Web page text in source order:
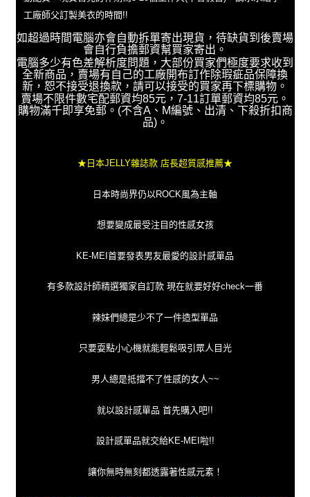
工廠師父訂製美衣的時間!!
如超過時間電腦亦會自動拆單寄出現貨，待缺貨到後賣場
會自行負擔郵資幫買家寄出。
電腦多少有色差解析度問題，大部份買家們極度要求收到
全新商品，賣場有自己的工廠開布訂作除瑕疵品保障換
新，恕不接受退換款，請可以接受的買家再下標購物。
賣場不限件數宅配郵資均85元，7-11訂單郵資均85元。
購物滿千即享免郵。(不含A、M編號、出清、下殺折扣商
品)。
★日本JELLY雜誌款 店長超質感推薦★
日本時尚界仍以ROCK風為主軸
想要變成最受注目的性感女孩
KE-MEI首要發表男友最愛的設計感單品
有多款設計師精選獨家自訂款 現在就要好好check一番
辣妹們總是少不了一件造型單品
只要耍點小心機就能輕鬆吸引眾人目光
男人總是抵擋不了性感的女人~~
就以設計感單品 首先購入吧!!
設計感單品就交給KE-MEI啦!!
讓你無時無刻都透露著性感元素！